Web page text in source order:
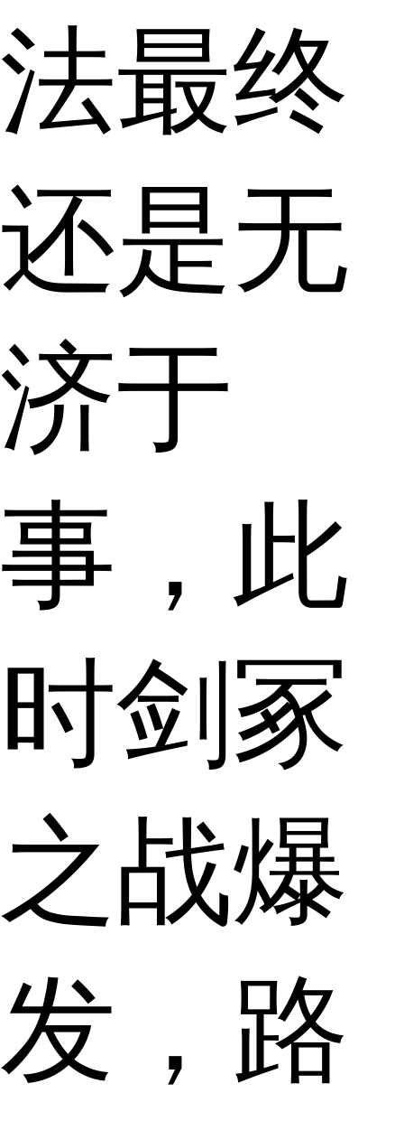
法最终
还是无
济于
事，此
时剑冢
之战爆
发，路